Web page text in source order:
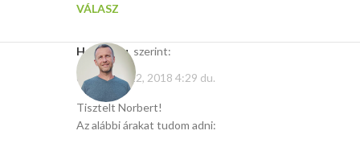
VÁLASZ
Hasito.hu szerint:
december 22, 2018 4:29 du.
Tisztelt Norbert!
Az alábbi árakat tudom adni: